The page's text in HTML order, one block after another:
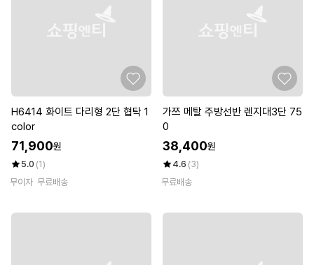
H6414 화이트 다리형 2단 협탁 1
color
71,900원
5.0 (1)
무이자 무료배송
가쯔 메탈 주방선반 렌지대3단 75
0
38,400원
4.6 (3)
무료배송